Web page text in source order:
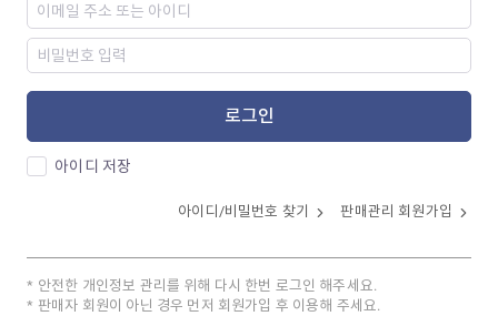
로그인
아이디 저장
아이디/비밀번호 찾기 판매관리 회원가입
안전한 개인정보 관리를 위해 다시 한번 로그인 해주세요.
판매자 회원이 아닌 경우 먼저 회원가입 후 이용해 주세요.